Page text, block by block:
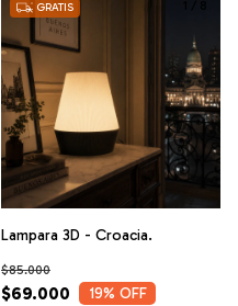
8
GRATIS
Lampara 3D - Croacia.
$69.000
$85.000
19% OFF